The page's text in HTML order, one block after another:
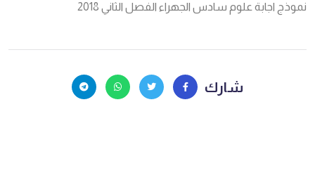
نموذج اجابة علوم سادس الجهراء الفصل الثاني 2018
شارك